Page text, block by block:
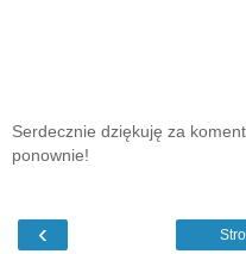
Serdecznie dziękuję za
ponownie!
‹